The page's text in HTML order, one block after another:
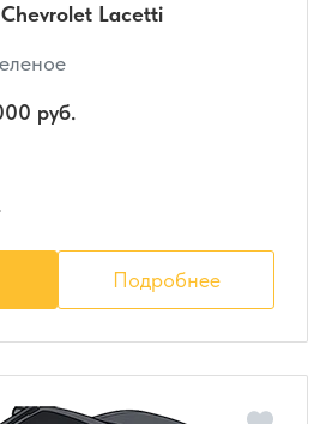
Lacetti
руб.
Подробнее